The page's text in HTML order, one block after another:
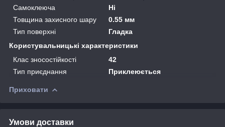
Самоклеюча
Ні
Товщина захисного шару
0.55 мм
Тип поверхні
Гладка
Користувальницькі характеристики
Клас зносостійкості
42
Тип приєднання
Приклеюється
Приховати
Умови доставки